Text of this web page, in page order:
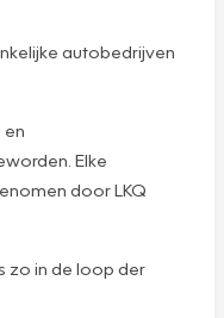
autobedrijven
Elke
door LKQ
zo in de loop der